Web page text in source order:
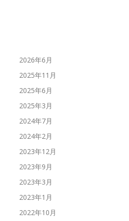
2026年6月
2025年11月
2025年6月
2025年3月
2024年7月
2024年2月
2023年12月
2023年9月
2023年3月
2023年1月
2022年10月